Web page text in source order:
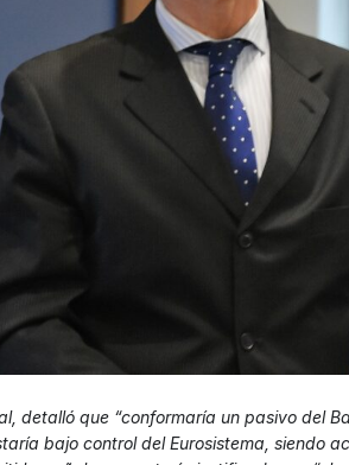
detalló que “conformaría un pasivo del
bajo control del Eurosistema, siendo